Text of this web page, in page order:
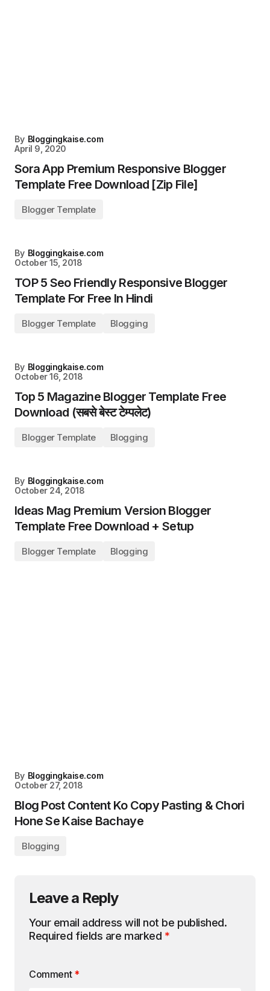
By Bloggingkaise.com
April 9, 2020
Sora App Premium Responsive Blogger
Template Free Download [Zip File]
Blogger Template
By Bloggingkaise.com
October 15, 2018
TOP 5 Seo Friendly Responsive Blogger
Template For Free In Hindi
Blogger Template Blogging
By Bloggingkaise.com
October 16, 2018
Top 5 Magazine Blogger Template Free
Download (सबसे बेस्ट टेम्पलेट)
Blogger Template Blogging
By Bloggingkaise.com
October 24, 2018
Ideas Mag Premium Version Blogger
Template Free Download + Setup
Blogger Template Blogging
By Bloggingkaise.com
October 27, 2018
Blog Post Content Ko Copy Pasting & Chori
Hone Se Kaise Bachaye
Blogging
Leave a Reply
Your email address will not be published.
Required fields are marked *
Comment *